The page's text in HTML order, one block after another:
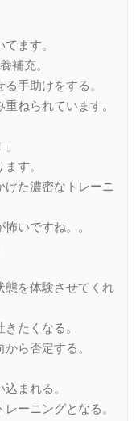
ます。
補充。
手助けをする。
ねられています。
す。
けた濃密なトレーニ
いですね。。
態を体験させてくれ
たくなる。
ら否定する。
まれる。
ーニングとなる。